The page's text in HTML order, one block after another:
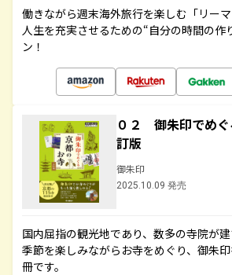
働きながら週末海外旅行を楽しむ「リーマ
人生を充実させるための“自分の時間の作
ン！
０２ 御朱印でめ
訂版
御朱印
2025.10.09 発売
国内屈指の観光地であり、数多の寺院が建
季節を楽しみながらお寺をめぐり、御朱
冊です。